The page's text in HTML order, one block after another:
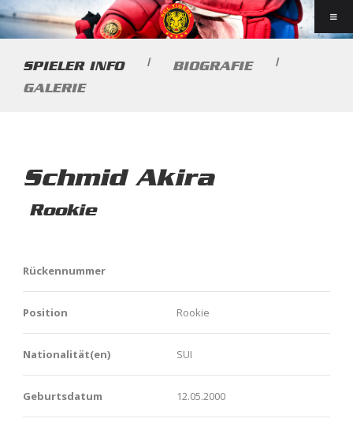
SPIELER INFO | BIOGRAFIE
|
GALERIE
Schmid Akira
Rookie
Rückennummer
Position Rookie
Nationalität(en) SUI
Geburtsdatum 12.05.2000